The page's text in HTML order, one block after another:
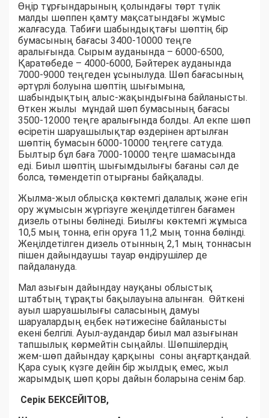
Өңір тұрғындарының қолындағы төрт түлік
малды шөппен қамту мақсатындағы жұмыс
жалғасуда. Табиғи шабындықтағы шөптің бір
бумасының бағасы 3400-10000 теңге
аралығында. Сырым ауданында – 6000-6500,
Қаратөбеде – 4000-6000, Бәйтерек ауданында
7000-9000 теңгеден ұсынылуда. Шөп бағасының
әртүрлі болуына шөптің шығымына,
шабындықтың алыс-жақындығына байланысты.
Өткен жылы мұндай шөп бумасының бағасы
3500-12000 теңге аралығында болды. Ал екпе шөп
өсіретін шаруашылықтар өздерінен артылған
шөптің бумасын 6000-10000 теңгеге сатуда.
Былтыр бұл баға 7000-10000 теңге шамасында
еді. Биыл шөптің шығымдылығы бағаны сәл де
болса, төмендетіп отырғаны байқалады.
Жылма-жыл облысқа көктемгі далалық және егін
ору жұмысын жүргізуге жеңілдетілген бағамен
дизель отыны бөлінеді. Биылғы көктемгі жұмыса
10,5 мың тонна, егін оруға 11,2 мың тонна бөлінді.
Жеңілдетілген дизель отынның 2,1 мың тоннасын
пішен дайындаушы тауар өндірушілер де
пайдалануда.
Мал азығын дайындау науқаны облыстық
штабтың тұрақты бақылауына алынған. Өйткені
ауыл шаруашылығы саласының дамуы
шаруалардың еңбек нәтижесіне байланысты
екені белгілі. Ауыл-аудандар биыл мал азығынан
тапшылық көрмейтін сыңайлы. Шөпшілердің
жем-шөп дайындау қарқыны соны аңғартқандай.
Қара суық күзге дейін бір жылдық емес, жыл
жарымдық шөп қоры дайын боларына сенім бар.
Серік БЕКСЕЙІТОВ,